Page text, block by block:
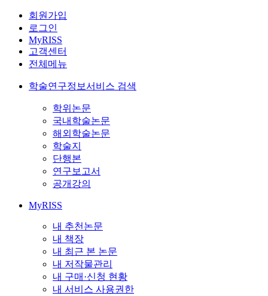
회원가입
로그인
MyRISS
고객센터
전체메뉴
학술연구정보서비스 검색
학위논문
국내학술논문
해외학술논문
학술지
단행본
연구보고서
공개강의
MyRISS
내 추천논문
내 책장
내 최근 본 논문
내 저작물관리
내 구매·신청 현황
내 서비스 사용권한